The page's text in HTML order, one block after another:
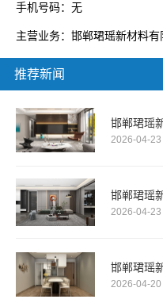
手机号码：无
主营业务：邯郸珺瑶新材料有
推荐新闻
邯郸珺瑶
2026-04-23
邯郸珺瑶
2026-04-23
邯郸珺瑶
2026-04-20